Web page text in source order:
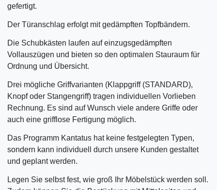
gefertigt.
Der Türanschlag erfolgt mit gedämpften Topfbändern.
Die Schubkästen laufen auf einzugsgedämpften
Vollauszügen und bieten so den optimalen Stauraum für
Ordnung und Übersicht.
Drei mögliche Griffvarianten (Klappgriff (STANDARD),
Knopf oder Stangengriff) tragen individuellen Vorlieben
Rechnung. Es sind auf Wunsch viele andere Griffe oder
auch eine grifflose Fertigung möglich.
Das Programm Kantatus hat keine festgelegten Typen,
sondern kann individuell durch unsere Kunden gestaltet
und geplant werden.
Legen Sie selbst fest, wie groß Ihr Möbelstück werden soll.